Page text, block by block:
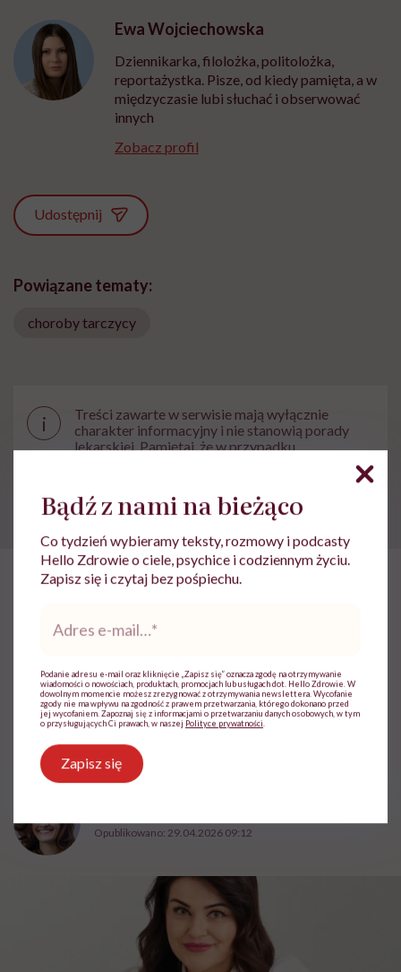
Ewa Wojciechowska
Dziennikarka, filolożka, politolożka,
reportażystka. Pisze, od kiedy pamięta, a w
międzyczasie lubi słuchać i obserwować
innych
Zobacz profil
Udostępnij
Powiązane tematy:
choroby tarczycy
i
Treści zawarte w serwisie mają wyłącznie
charakter informacyjny i nie stanowią porady
lekarskiej. Pamiętaj, że w przypadku
problemów ze zdrowiem należy bezwzględnie
Dlaczego wiosną wcale nie
mamy więcej energii i jaki ma to
związek z hormonami tarczycy?
Tłumaczy ginekolog i
obesitolog dr Dorota Cybulska
Opublikowano: 29.04.2026 09:12
Bądź z nami na bieżąco
Co tydzień wybieramy teksty, rozmowy i podcasty
Hello Zdrowie o ciele, psychice i codziennym życiu.
Zapisz się i czytaj bez pośpiechu.
mail*
Podanie adresu e-mail oraz kliknięcie „Zapisz się” oznacza zgodę na otrzymywanie
wiadomości o nowościach, produktach, promocjach lub usługach dot. Hello Zdrowie. W
dowolnym momencie możesz zrezygnować z otrzymywania newslettera. Wycofanie
zgody nie ma wpływu na zgodność z prawem przetwarzania, którego dokonano przed
jej wycofaniem. Zapoznaj się z informacjami o przetwarzaniu danych osobowych, w tym
o przysługujących Ci prawach, w naszej Polityce prywatności
Zapisz się